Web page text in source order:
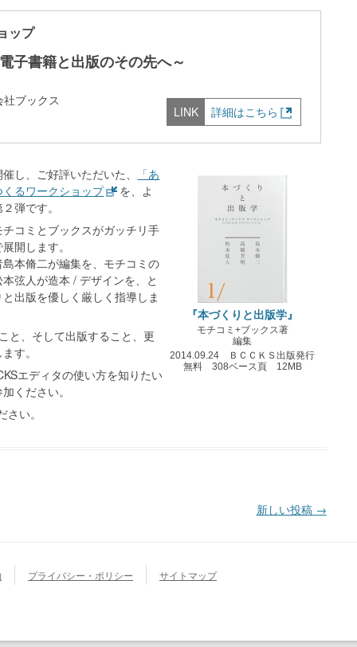
ップ
書籍と出版のその先へ～
詳細はこちら
ブックス
『本づくりと出版学』
モチコミ+ブックス著
編集
2014.09.24 ＢＣＣＫＳ出版発行
無料 308ベース頁 12MB
し、ご好評いただいた、
「あ
るワークショップ
を、よ
弾です。
コミとブックスがガッチリ手
開します。
本脩二が編集を、モチコミの
弦人が造本 / デザインを、と
出版を優しく厳しく指導しま
と、そして出版すること、更
す。
エディタの使い方を知りたい
ください。
さい。
新しい投稿 →
プライバシー・ポリシー サイトマップ